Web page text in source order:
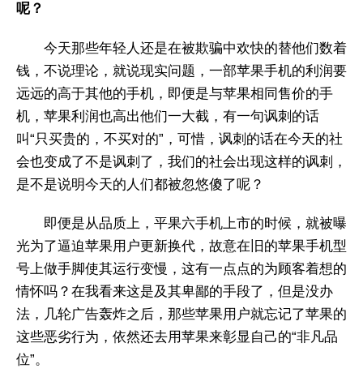
呢？
今天那些年轻人还是在被欺骗中欢快的替他们数着
钱，不说理论，就说现实问题，一部苹果手机的利润要
远远的高于其他的手机，即便是与苹果相同售价的手
机，苹果利润也高出他们一大截，有一句讽刺的话
叫“只买贵的，不买对的”，可惜，讽刺的话在今天的社
会也变成了不是讽刺了，我们的社会出现这样的讽刺，
是不是说明今天的人们都被忽悠傻了呢？
即便是从品质上，平果六手机上市的时候，就被曝
光为了逼迫苹果用户更新换代，故意在旧的苹果手机型
号上做手脚使其运行变慢，这有一点点的为顾客着想的
情怀吗？在我看来这是及其卑鄙的手段了，但是没办
法，几轮广告轰炸之后，那些苹果用户就忘记了苹果的
这些恶劣行为，依然还去用苹果来彰显自己的“非凡品
位”。